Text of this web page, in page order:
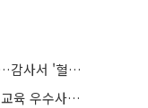
인사도, 회계도 무너진 부산테크노파크…감사서 '혈세 유용·인사 뒤집기' 적발
경남정보대, 부산 지역 맞춤형 평생직업교육 우수사례로 혁신 주도